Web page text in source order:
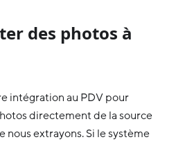
des photos à
intégration au PDV pour
directement de la source
nous extrayons. Si le système